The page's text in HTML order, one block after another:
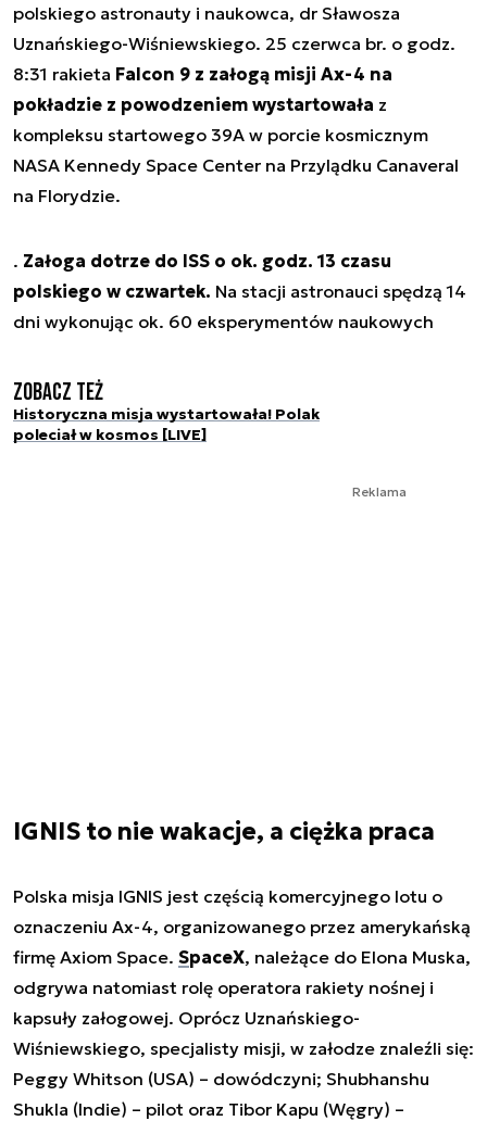
polskiego astronauty i naukowca, dr Sławosza
Uznańskiego-Wiśniewskiego. 25 czerwca br. o godz.
8:31 rakieta Falcon 9 z załogą misji Ax-4 na
pokładzie z powodzeniem wystartowała z
kompleksu startowego 39A w porcie kosmicznym
NASA Kennedy Space Center na Przylądku Canaveral
na Florydzie.
. Załoga dotrze do ISS o ok. godz. 13 czasu
polskiego w czwartek. Na stacji astronauci spędzą 14
dni wykonując ok. 60 eksperymentów naukowych
Zobacz też
Historyczna misja wystartowała! Polak
poleciał w kosmos [LIVE]
Reklama
IGNIS to nie wakacje, a ciężka praca
Polska misja IGNIS jest częścią komercyjnego lotu o
oznaczeniu Ax-4, organizowanego przez amerykańską
firmę Axiom Space. SpaceX, należące do Elona Muska,
odgrywa natomiast rolę operatora rakiety nośnej i
kapsuły załogowej. Oprócz Uznańskiego-
Wiśniewskiego, specjalisty misji, w załodze znaleźli się:
Peggy Whitson (USA) – dowódczyni; Shubhanshu
Shukla (Indie) – pilot oraz Tibor Kapu (Węgry) –